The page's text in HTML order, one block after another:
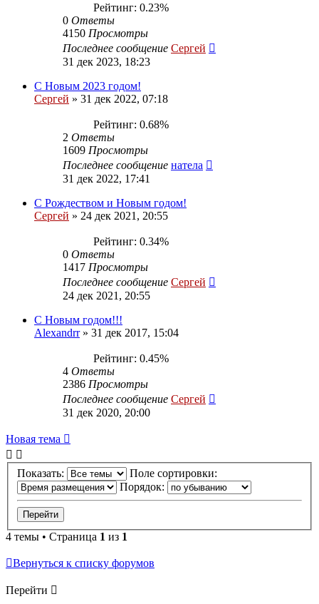
Рейтинг: 0.23%
0 Ответы
4150 Просмотры
Последнее сообщение Сергей
31 дек 2023, 18:23
С Новым 2023 годом!
Сергей » 31 дек 2022, 07:18
Рейтинг: 0.68%
2 Ответы
1609 Просмотры
Последнее сообщение натела
31 дек 2022, 17:41
С Рождеством и Новым годом!
Сергей » 24 дек 2021, 20:55
Рейтинг: 0.34%
0 Ответы
1417 Просмотры
Последнее сообщение Сергей
24 дек 2021, 20:55
С Новым годом!!!
Alexandrr» 31 дек 2017, 15:04
Рейтинг: 0.45%
4 Ответы
2386 Просмотры
Последнее сообщение Сергей
31 дек 2020, 20:00
Новая тема
Показать:
Поле сортировки:
Порядок:
4 темы • Страница 1 из 1
Вернуться к списку форумов
Перейти